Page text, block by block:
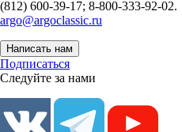
(812) 600-39-17; 8-800-333-92-02.
argo@argoclassic.ru
Написать нам
Подписаться
Следуйте за нами